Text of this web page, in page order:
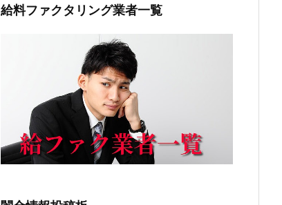
給料ファクタリング業者一覧